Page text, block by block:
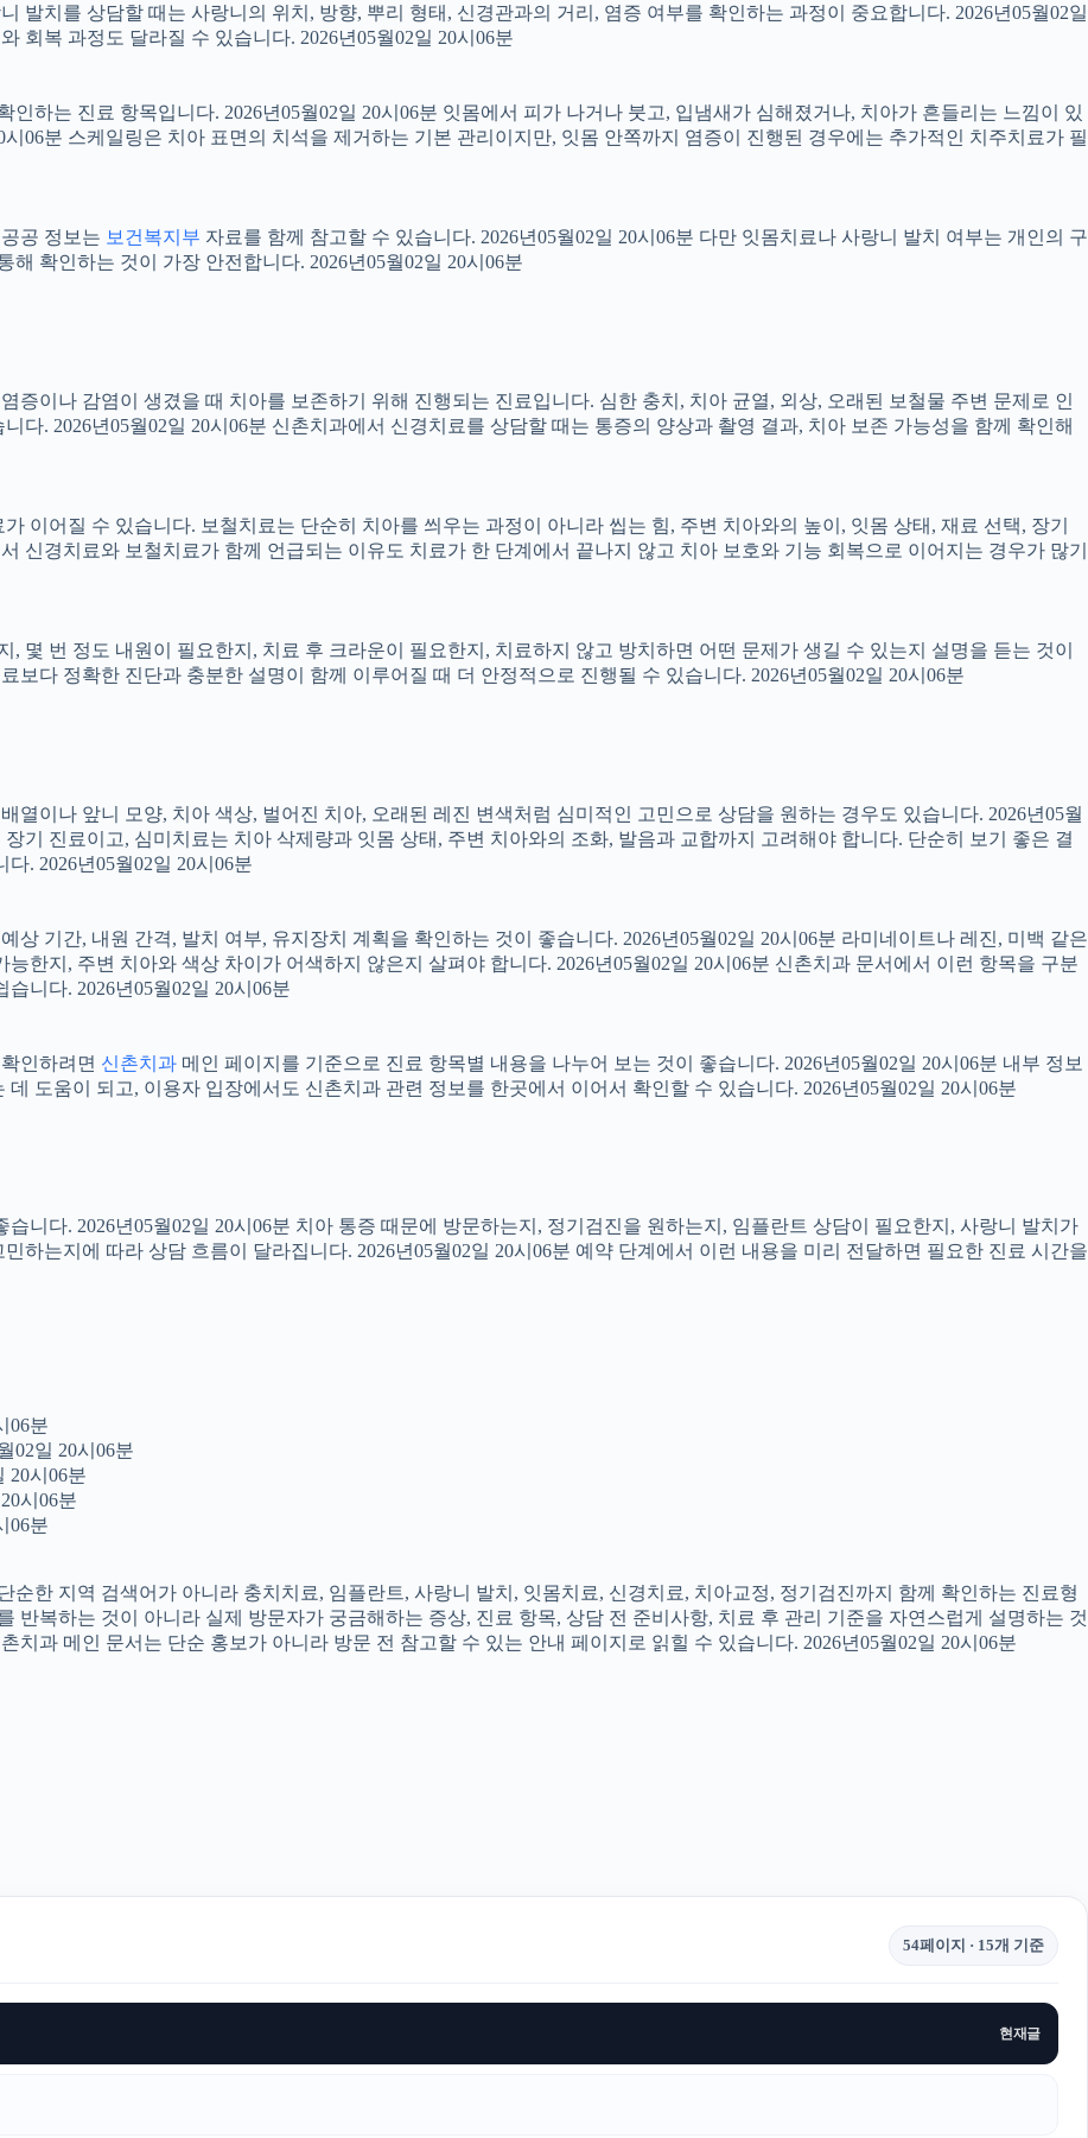
발치를 상담할 때는 사랑니의 위치, 방향, 뿌리 형태, 신경관과의 거리, 염증 여부를 확인하는 과정이 중요합니다. 2026년05월02일
회복 과정도 달라질 수 있습니다. 2026년05월02일 20시06분
인하는 진료 항목입니다. 2026년05월02일 20시06분 잇몸에서 피가 나거나 붓고, 입냄새가 심해졌거나, 치아가 흔들리는 느낌이 있
06분 스케일링은 치아 표면의 치석을 제거하는 기본 관리이지만, 잇몸 안쪽까지 염증이 진행된 경우에는 추가적인 치주치료가 필
공 정보는 보건복지부 자료를 함께 참고할 수 있습니다. 2026년05월02일 20시06분 다만 잇몸치료나 사랑니 발치 여부는 개인의 구
확인하는 것이 가장 안전합니다. 2026년05월02일 20시06분
증이나 감염이 생겼을 때 치아를 보존하기 위해 진행되는 진료입니다. 심한 충치, 치아 균열, 외상, 오래된 보철물 주변 문제로 인
다. 2026년05월02일 20시06분 신촌치과에서 신경치료를 상담할 때는 통증의 양상과 촬영 결과, 치아 보존 가능성을 함께 확인해
이어질 수 있습니다. 보철치료는 단순히 치아를 씌우는 과정이 아니라 씹는 힘, 주변 치아와의 높이, 잇몸 상태, 재료 선택, 장기
신경치료와 보철치료가 함께 언급되는 이유도 치료가 한 단계에서 끝나지 않고 치아 보호와 기능 회복으로 이어지는 경우가 많기
, 몇 번 정도 내원이 필요한지, 치료 후 크라운이 필요한지, 치료하지 않고 방치하면 어떤 문제가 생길 수 있는지 설명을 듣는 것이
보다 정확한 진단과 충분한 설명이 함께 이루어질 때 더 안정적으로 진행될 수 있습니다. 2026년05월02일 20시06분
열이나 앞니 모양, 치아 색상, 벌어진 치아, 오래된 레진 변색처럼 심미적인 고민으로 상담을 원하는 경우도 있습니다. 2026년05월
기 진료이고, 심미치료는 치아 삭제량과 잇몸 상태, 주변 치아와의 조화, 발음과 교합까지 고려해야 합니다. 단순히 보기 좋은 결
. 2026년05월02일 20시06분
상 기간, 내원 간격, 발치 여부, 유지장치 계획을 확인하는 것이 좋습니다. 2026년05월02일 20시06분 라미네이트나 레진, 미백 같은
한지, 주변 치아와 색상 차이가 어색하지 않은지 살펴야 합니다. 2026년05월02일 20시06분 신촌치과 문서에서 이런 항목을 구분
니다. 2026년05월02일 20시06분
인하려면 신촌치과 메인 페이지를 기준으로 진료 항목별 내용을 나누어 보는 것이 좋습니다. 2026년05월02일 20시06분 내부 정보
도움이 되고, 이용자 입장에서도 신촌치과 관련 정보를 한곳에서 이어서 확인할 수 있습니다. 2026년05월02일 20시06분
니다. 2026년05월02일 20시06분 치아 통증 때문에 방문하는지, 정기검진을 원하는지, 임플란트 상담이 필요한지, 사랑니 발치가
하는지에 따라 상담 흐름이 달라집니다. 2026년05월02일 20시06분 예약 단계에서 이런 내용을 미리 전달하면 필요한 진료 시간을
06분
02일 20시06분
20시06분
시06분
06분
순한 지역 검색어가 아니라 충치치료, 임플란트, 사랑니 발치, 잇몸치료, 신경치료, 치아교정, 정기검진까지 함께 확인하는 진료형
반복하는 것이 아니라 실제 방문자가 궁금해하는 증상, 진료 항목, 상담 전 준비사항, 치료 후 관리 기준을 자연스럽게 설명하는 것
치과 메인 문서는 단순 홍보가 아니라 방문 전 참고할 수 있는 안내 페이지로 읽힐 수 있습니다. 2026년05월02일 20시06분
54페이지 · 15개 기준
현재글